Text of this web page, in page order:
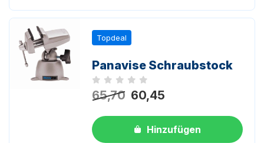
Topdeal
Panavise Schraubstock
Noch keine Bewertungen
65,70 60,45
Hinzufügen